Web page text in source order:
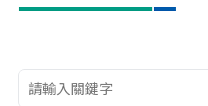
查詢關鍵字